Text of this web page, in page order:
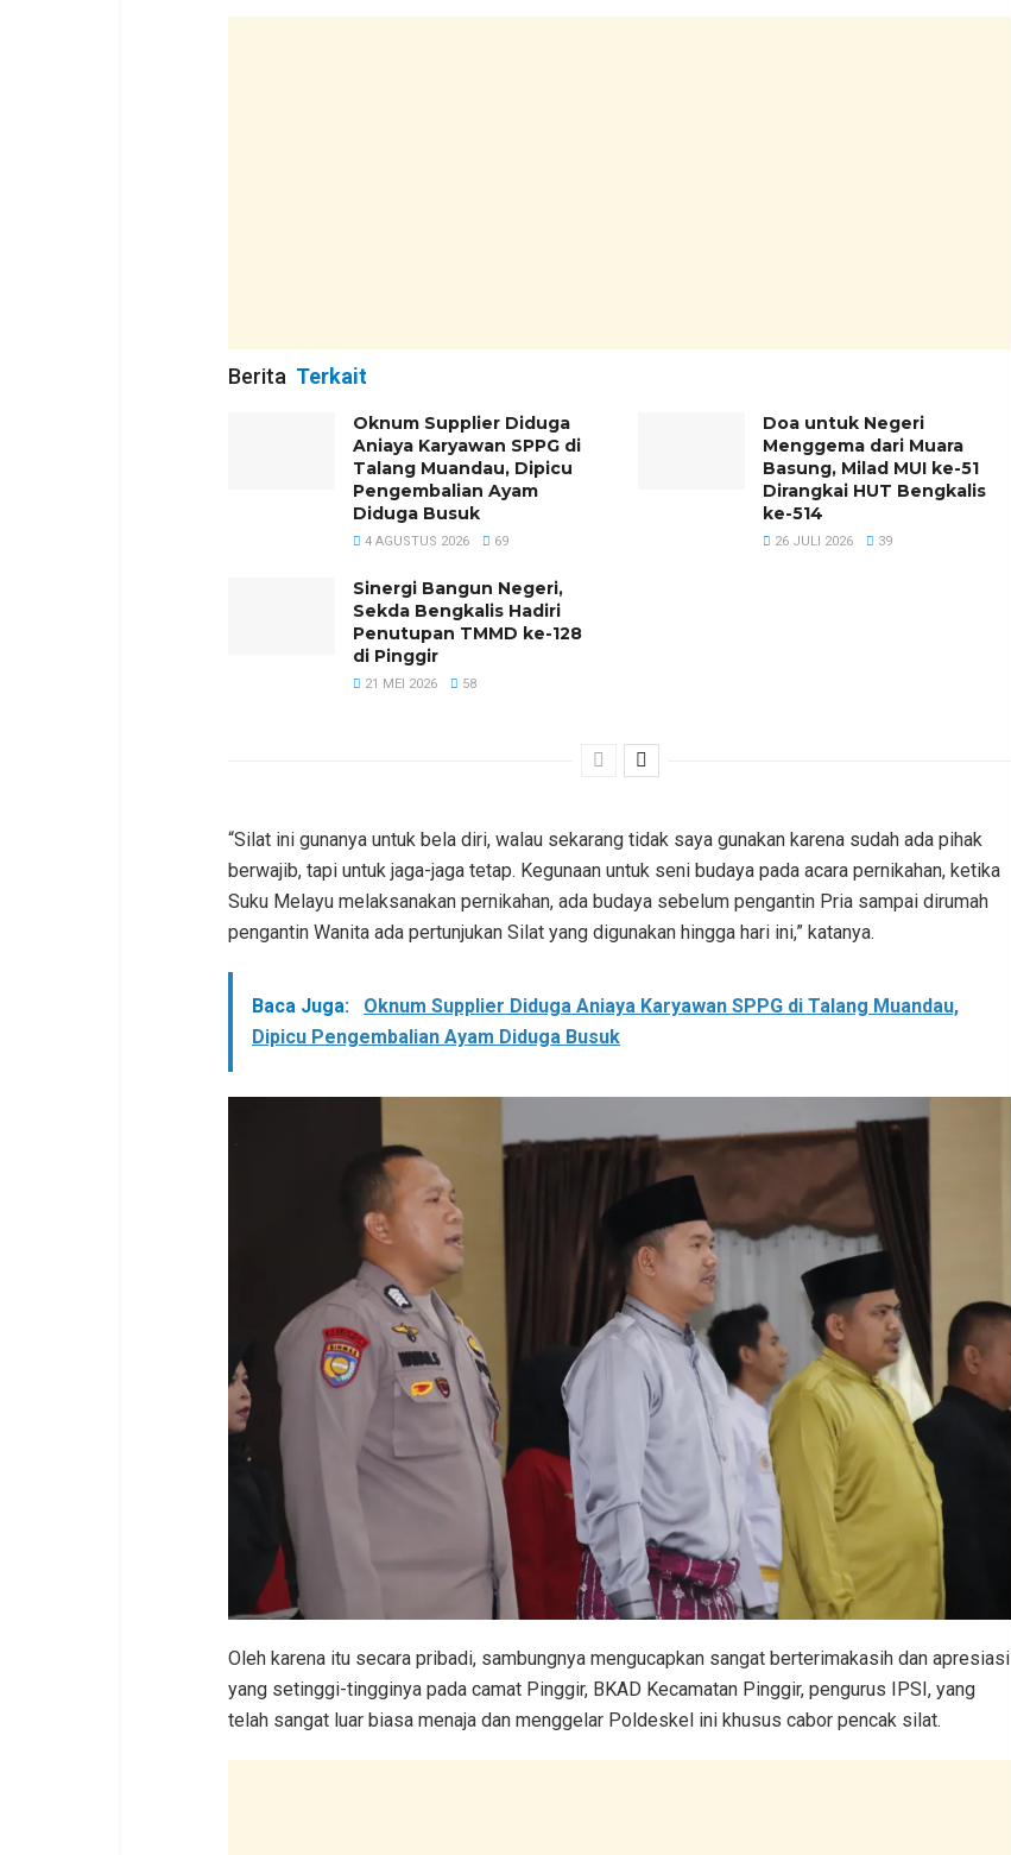
Berita Terkait
Oknum Supplier Diduga
Aniaya Karyawan SPPG di
Talang Muandau, Dipicu
Pengembalian Ayam
Diduga Busuk
4 AGUSTUS 2026 69
Doa untuk Negeri
Menggema dari Muara
Basung, Milad MUI ke-51
Dirangkai HUT Bengkalis
ke-514
26 JULI 2026 39
Sinergi Bangun Negeri,
Sekda Bengkalis Hadiri
Penutupan TMMD ke-128
di Pinggir
21 MEI 2026 58
“Silat ini gunanya untuk bela diri, walau sekarang tidak saya gunakan karena sudah ada pihak
berwajib, tapi untuk jaga-jaga tetap. Kegunaan untuk seni budaya pada acara pernikahan, ketika
Suku Melayu melaksanakan pernikahan, ada budaya sebelum pengantin Pria sampai dirumah
pengantin Wanita ada pertunjukan Silat yang digunakan hingga hari ini,” katanya.
Baca Juga:
Oknum Supplier Diduga Aniaya Karyawan SPPG di Talang Muandau,
Dipicu Pengembalian Ayam Diduga Busuk
Oleh karena itu secara pribadi, sambungnya mengucapkan sangat berterimakasih dan apresiasi
yang setinggi-tingginya pada camat Pinggir, BKAD Kecamatan Pinggir, pengurus IPSI, yang
telah sangat luar biasa menaja dan menggelar Poldeskel ini khusus cabor pencak silat.